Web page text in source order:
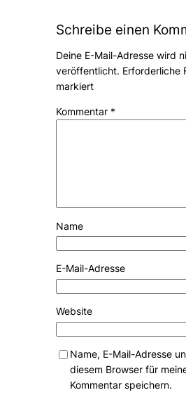
Schreibe einen
Deine E-Mail-Adresse wird
veröffentlicht. Erforderliche
markiert
Kommentar *
Name
E-Mail-Adresse
Website
Name, E-Mail-Adresse
diesem Browser für
Kommentar speichern.